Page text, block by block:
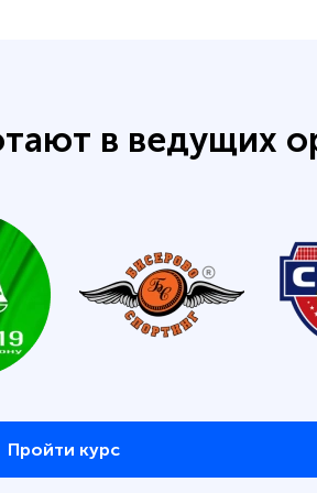
в ведущих
Пройти курс